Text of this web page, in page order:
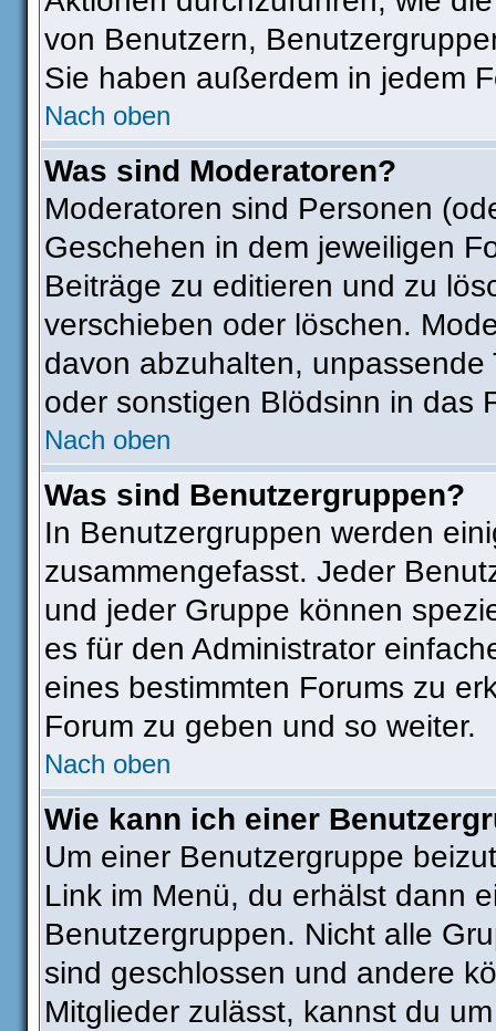
von Benutzern,
Sie haben außerdem in jedem
Nach oben
Was sind Moderatoren?
Moderatoren sind Personen
Geschehen in dem jeweiligen
Beiträge zu editieren und zu
verschieben oder löschen.
davon abzuhalten,
oder sonstigen Blödsinn in das
Nach oben
Was sind Benutzergruppen?
In Benutzergruppen werden
zusammengefasst. Jeder
und jeder Gruppe können
es für den Administrator
eines bestimmten Forums zu
Forum zu geben und so weiter.
Nach oben
Wie kann ich einer
Um einer Benutzergruppe
Link im Menü, du erhälst dann
Benutzergruppen. Nicht alle
sind geschlossen und andere
Mitglieder zulässt, kannst du